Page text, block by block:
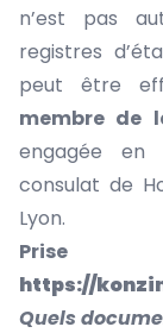
n’est pas
registres
peut être
membre de
engagée en
consulat de
Lyon.
Prise
https://
Quels